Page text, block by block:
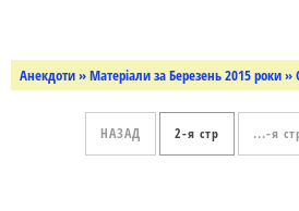
Анекдоти» Матеріали за Березень 2015 роки »
НАЗАД 2 ...